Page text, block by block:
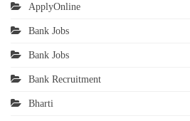
ApplyOnline
Bank Jobs
Bank Jobs
Bank Recruitment
Bharti